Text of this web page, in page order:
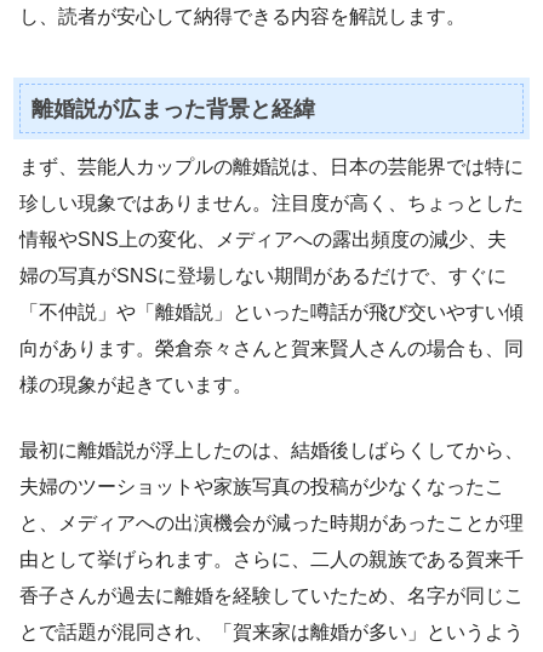
し、読者が安心して納得できる内容を解説します。
離婚説が広まった背景と経緯
まず、芸能人カップルの離婚説は、日本の芸能界では特に
珍しい現象ではありません。注目度が高く、ちょっとした
情報やSNS上の変化、メディアへの露出頻度の減少、夫
婦の写真がSNSに登場しない期間があるだけで、すぐに
「不仲説」や「離婚説」といった噂話が飛び交いやすい傾
向があります。榮倉奈々さんと賀来賢人さんの場合も、同
様の現象が起きています。
最初に離婚説が浮上したのは、結婚後しばらくしてから、
夫婦のツーショットや家族写真の投稿が少なくなったこ
と、メディアへの出演機会が減った時期があったことが理
由として挙げられます。さらに、二人の親族である賀来千
香子さんが過去に離婚を経験していたため、名字が同じこ
とで話題が混同され、「賀来家は離婚が多い」というよう